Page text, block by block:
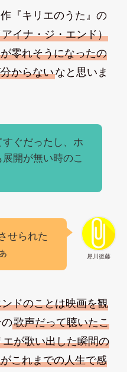
『キリエのうた』の
イナ・ジ・エンド）
零れそうになったの
からないなと思いま
ぐだったし、ホ
開が無い時のこ
犀川後藤
せられた
ドのことは映画を観
歌声だって聴いたこ
エが歌い出した瞬間の
これまでの人生で感